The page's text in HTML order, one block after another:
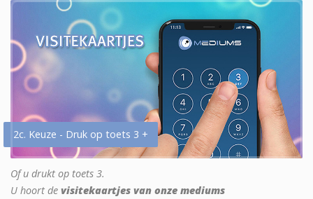
2c. Keuze - Druk op toets 3 +
Of u drukt op toets 3.
U hoort de visitekaartjes van onze mediums